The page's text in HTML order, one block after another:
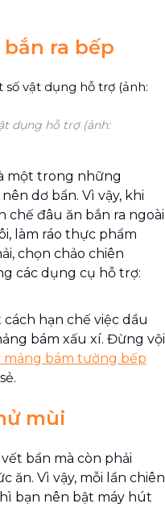
ra bếp
dụng hỗ trợ (ảnh:
một trong những
dơ bẩn. Vì vậy, khi
chế đâu ăn bắn ra ngoài
làm ráo thực phẩm
chọn chảo chiên
các dụng cụ hỗ trợ:
hạn chế việc dầu
bám xấu xí. Đừng vội
mảng bám tường bếp
mùi
bẩn mà còn phải
ăn. Vì vậy, mỗi lần chiên
bạn nên bật máy hút